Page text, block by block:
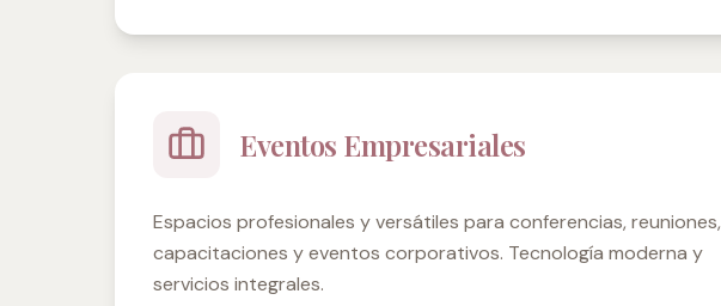
Eventos Empresariales
Espacios profesionales y versátiles para conferencias, reuniones,
capacitaciones y eventos corporativos. Tecnología moderna y
servicios integrales.